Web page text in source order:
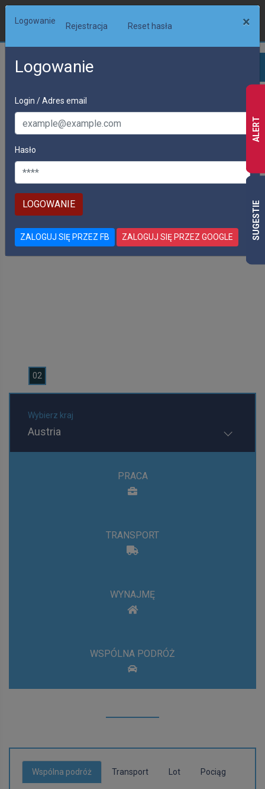
PRACA
02
Wybierz kraj
Austria
PRACA
TRANSPORT
WYNAJMĘ
WSPÓLNA PODRÓŻ
Wspólna podróż Transport Lot Pociąg
Logowanie
Rejestracja Reset hasła ×
Logowanie
Login / Adres email
Hasło
ZALOGUJ SIĘ PRZEZ FB ZALOGUJ SIĘ PRZEZ GOOGLE
ALERT
SUGESTIE